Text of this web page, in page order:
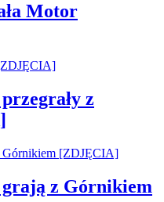
Motor
z
grają z Górnikiem